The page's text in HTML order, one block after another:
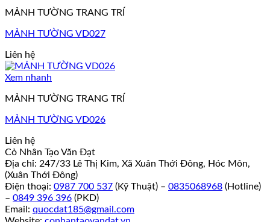
MẢNH TƯỜNG TRANG TRÍ
MẢNH TƯỜNG VD027
Liên hệ
Xem nhanh
MẢNH TƯỜNG TRANG TRÍ
MẢNH TƯỜNG VD026
Liên hệ
Cỏ Nhân Tạo Văn Đạt
Địa chỉ: 247/33 Lê Thị Kim, Xã Xuân Thới Đông, Hóc Môn,
(Xuân Thới Đông)
Điện thoại: 0987 700 537 (Kỹ Thuật) – 0835068968 (Hotline)
– 0849 396 396 (PKD)
Email: quocdat185@gmail.com